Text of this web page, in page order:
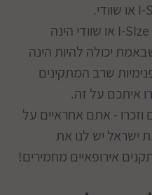
ההסתברות לטעות בתקן I-SIze או שוודי הינה
יכולה להיות הינה
שרב המתקינים
איתכם על זה.
וזכרו - אתם אחראיים על
ישראל יש לנו את
אירופאיים מחמירים!